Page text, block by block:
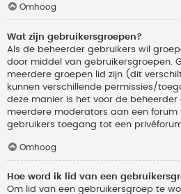
Omhoog
Wat zijn gebruikersgroepen?
Als de beheerder gebruikers wil
door middel van gebruikersgroepen.
meerdere groepen lid zijn (dit
kunnen verschillende permissies/
deze manier is het voor de
meerdere moderators aan een forum
gebruikers toegang tot een
Omhoog
Hoe word ik lid van een
Om lid van een gebruikersgroep te